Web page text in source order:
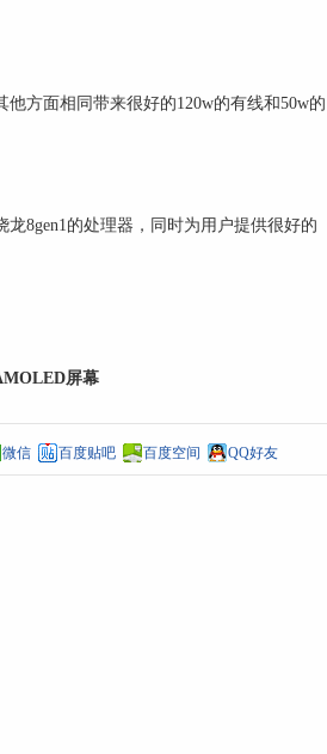
方面相同带来很好的120w的有线和50w的
8gen1的处理器，同时为用户提供很好的
屏幕
微信 百度贴吧 百度空间 QQ好友